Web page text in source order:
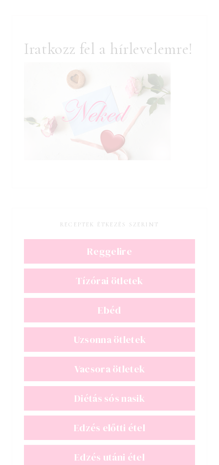
Iratkozz fel a hírlevelemre!
RECEPTEK ÉTKEZÉS SZERINT
Reggelire
Tízórai ötletek
Ebéd
Uzsonna ötletek
Vacsora ötletek
Diétás sós nasik
Edzés előtti étel
Edzés utáni étel